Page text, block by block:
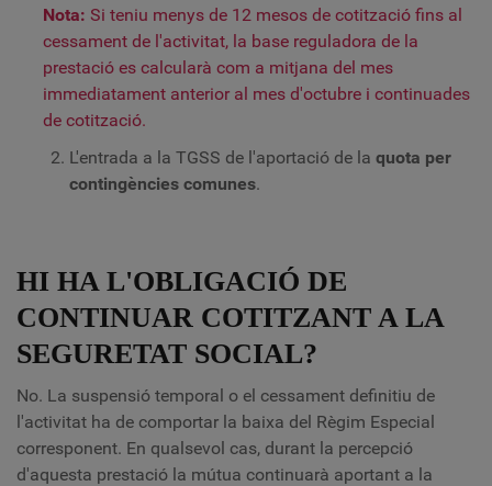
Nota: Si teniu menys de 12 mesos de cotització fins al
cessament de l'activitat, la base reguladora de la
prestació es calcularà com a mitjana del mes
immediatament anterior al mes d'octubre i continuades
de cotització.
L'entrada a la TGSS de l'aportació de la quota per
contingències comunes.
HI HA L'OBLIGACIÓ DE
CONTINUAR COTITZANT A LA
SEGURETAT SOCIAL?
No. La suspensió temporal o el cessament definitiu de
l'activitat ha de comportar la baixa del Règim Especial
corresponent. En qualsevol cas, durant la percepció
d'aquesta prestació la mútua continuarà aportant a la